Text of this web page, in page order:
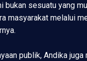
bukan sesuatu yang
masyarakat melalui
publik, Andika